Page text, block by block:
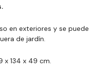
en exteriores y se puede
de jardín.
x 134 x 49 cm.